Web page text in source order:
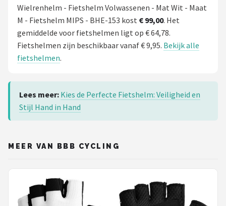
Wielrenhelm - Fietshelm Volwassenen - Mat Wit - Maat
M - Fietshelm MIPS - BHE-153 kost € 99,00. Het
gemiddelde voor fietshelmen ligt op € 64,78.
Fietshelmen zijn beschikbaar vanaf € 9,95. Bekijk alle
fietshelmen.
Lees meer: Kies de Perfecte Fietshelm: Veiligheid en
Stijl Hand in Hand
MEER VAN BBB CYCLING